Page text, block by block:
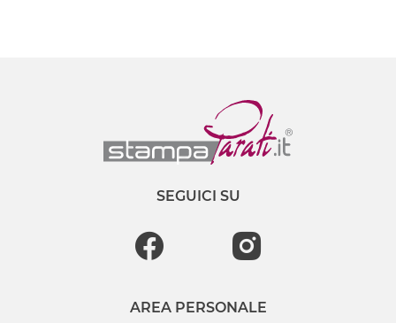
SEGUICI SU
AREA PERSONALE